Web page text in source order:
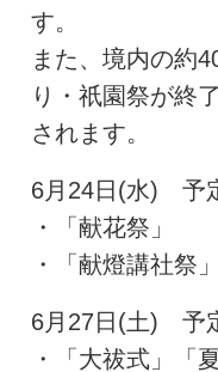
す。
また、境内の約
り・祇園祭が終
されます。
6月24日(水) 予
・「献花祭」
・「献燈講社祭」
6月27日(土) 予
・「大祓式」「